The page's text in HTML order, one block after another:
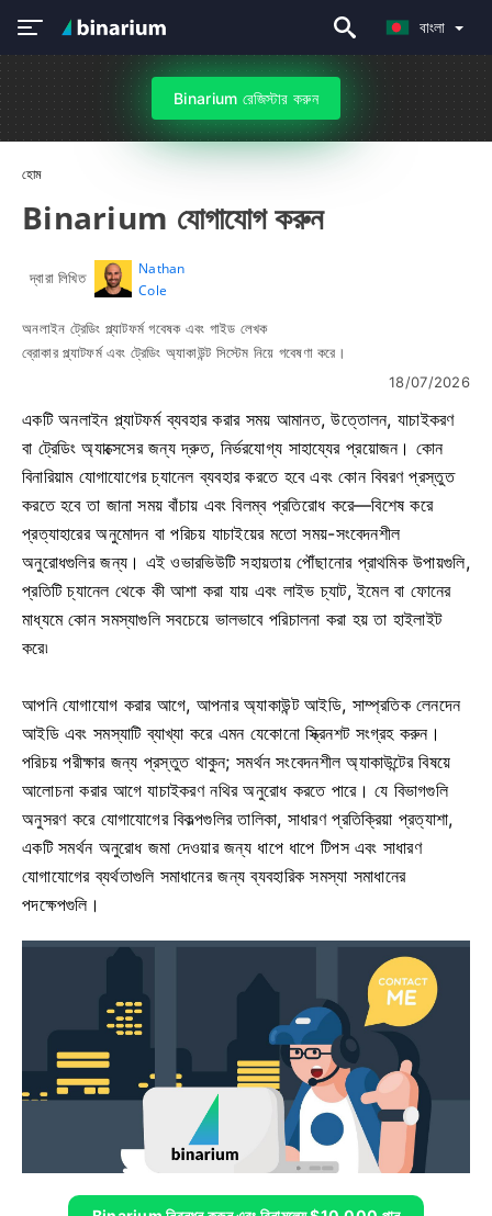
বাংলা
Binarium রেজিস্টার করুন
হোম
Binarium যোগাযোগ করুন
দ্বারা লিখিত
Nathan
Cole
অনলাইন ট্রেডিং প্ল্যাটফর্ম গবেষক এবং গাইড লেখক
ব্রোকার প্ল্যাটফর্ম এবং ট্রেডিং অ্যাকাউন্ট সিস্টেম নিয়ে গবেষণা করে।
18/07/2026
একটি অনলাইন প্ল্যাটফর্ম ব্যবহার করার সময় আমানত, উত্তোলন, যাচাইকরণ
বা ট্রেডিং অ্যাক্সেসের জন্য দ্রুত, নির্ভরযোগ্য সাহায্যের প্রয়োজন। কোন
বিনারিয়াম যোগাযোগের চ্যানেল ব্যবহার করতে হবে এবং কোন বিবরণ প্রস্তুত
করতে হবে তা জানা সময় বাঁচায় এবং বিলম্ব প্রতিরোধ করে—বিশেষ করে
প্রত্যাহারের অনুমোদন বা পরিচয় যাচাইয়ের মতো সময়-সংবেদনশীল
অনুরোধগুলির জন্য। এই ওভারভিউটি সহায়তায় পৌঁছানোর প্রাথমিক উপায়গুলি,
প্রতিটি চ্যানেল থেকে কী আশা করা যায় এবং লাইভ চ্যাট, ইমেল বা ফোনের
মাধ্যমে কোন সমস্যাগুলি সবচেয়ে ভালভাবে পরিচালনা করা হয় তা হাইলাইট
করে৷
আপনি যোগাযোগ করার আগে, আপনার অ্যাকাউন্ট আইডি, সাম্প্রতিক লেনদেন
আইডি এবং সমস্যাটি ব্যাখ্যা করে এমন যেকোনো স্ক্রিনশট সংগ্রহ করুন।
পরিচয় পরীক্ষার জন্য প্রস্তুত থাকুন; সমর্থন সংবেদনশীল অ্যাকাউন্টের বিষয়ে
আলোচনা করার আগে যাচাইকরণ নথির অনুরোধ করতে পারে। যে বিভাগগুলি
অনুসরণ করে যোগাযোগের বিকল্পগুলির তালিকা, সাধারণ প্রতিক্রিয়া প্রত্যাশা,
একটি সমর্থন অনুরোধ জমা দেওয়ার জন্য ধাপে ধাপে টিপস এবং সাধারণ
যোগাযোগের ব্যর্থতাগুলি সমাধানের জন্য ব্যবহারিক সমস্যা সমাধানের
পদক্ষেপগুলি।